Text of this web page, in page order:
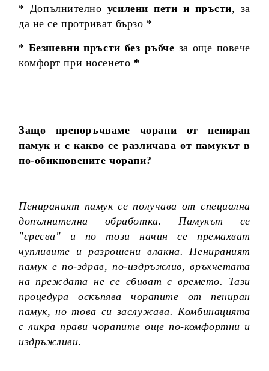
* Допълнително усилени пети и пръсти, за
да не се протриват бързо *
* Безшевни пръсти без ръбче за още повече
комфорт при носенето *
Защо препоръчваме чорапи от пениран
памук и с какво се различава от памукът в
по-обикновените чорапи?
Пенираният памук се получава от специална
допълнителна обработка. Памукът се
"сресва" и по този начин се премахват
чупливите и разрошени влакна. Пенираният
памук е по-здрав, по-издръжлив, връхчетата
на преждата не се сбиват с времето. Тази
процедура оскъпява чорапите от пениран
памук, но това си заслужава. Комбинацията
с ликра прави чорапите още по-комфортни и
издръжливи.